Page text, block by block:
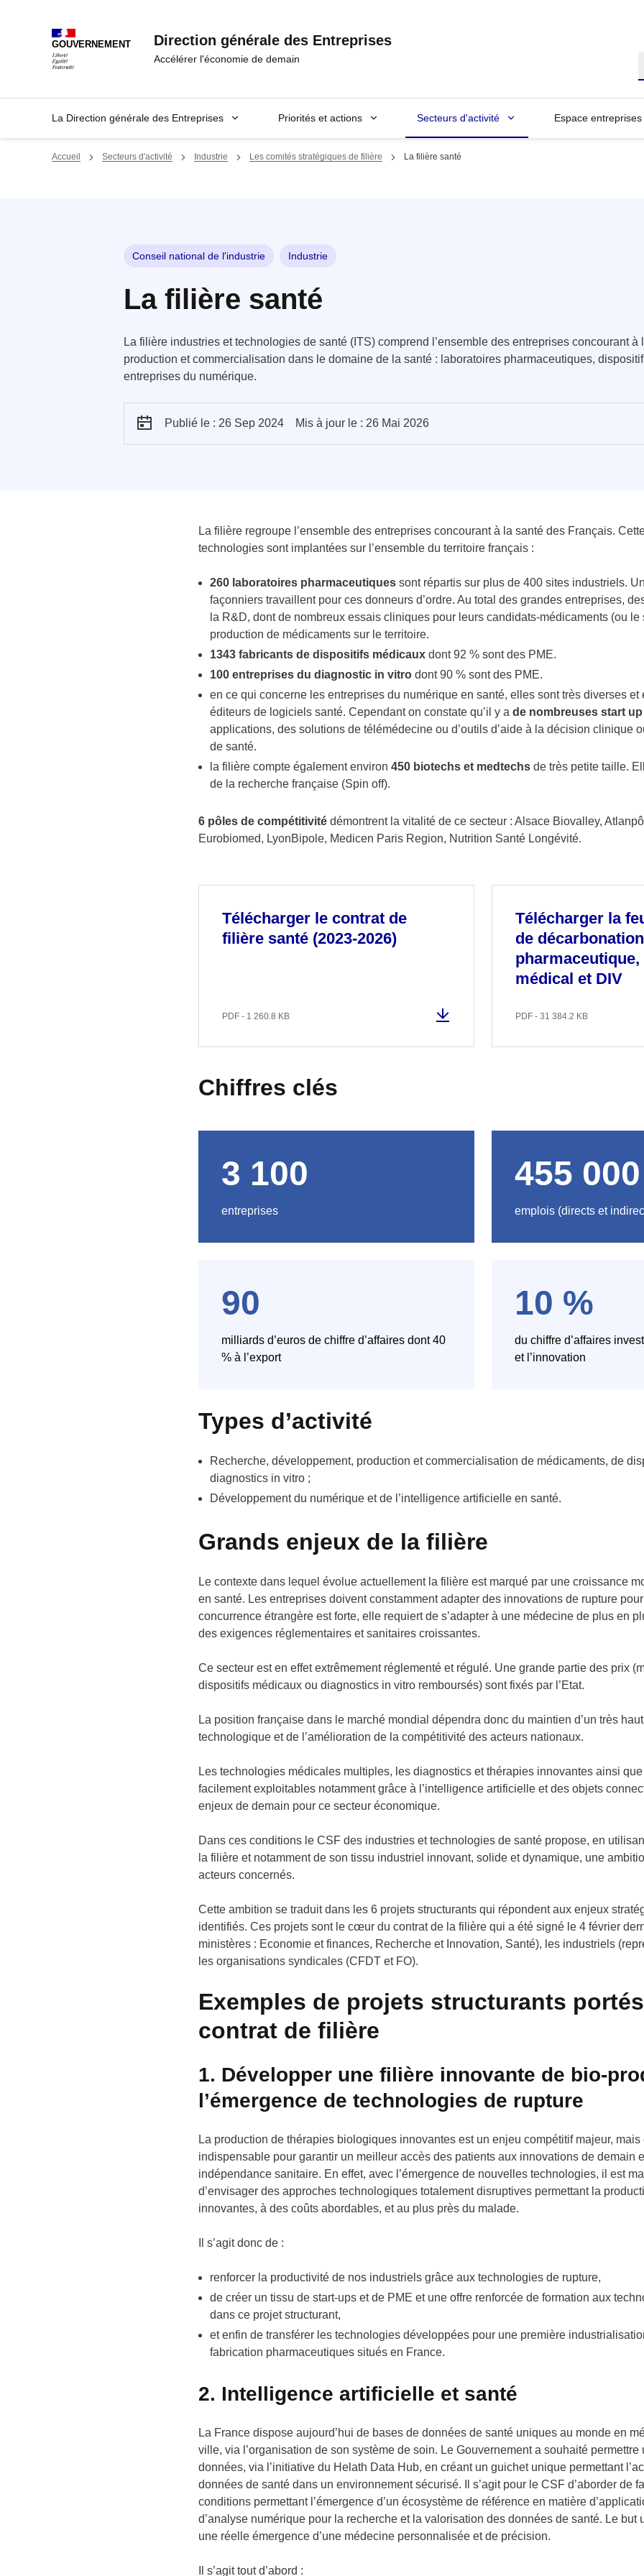
GOUVERNEMENT Direction générale des Entreprises
Accélérer l'économie de demain
La Direction générale des Entreprises Priorités et actions Secteurs d'activité Espace entreprises
Accueil Secteurs d'activité Industrie Les comités stratégiques de filière La filière santé
Conseil national de l'industrie Industrie
La filière santé
La filière industries et technologies de santé (ITS) comprend l’ensemble des entreprises concourant
production et commercialisation dans le domaine de la santé : laboratoires pharmaceutiques,
entreprises du numérique.
Publié le : 26 Sep 2024 Mis à jour le : 26 Mai 2026
La filière regroupe l’ensemble des entreprises concourant à la santé des Français.
technologies sont implantées sur l’ensemble du territoire français :
260 laboratoires pharmaceutiques sont répartis sur plus de 400 sites industriels.
façonniers travaillent pour ces donneurs d’ordre. Au total des grandes entreprises,
la R&D, dont de nombreux essais cliniques pour leurs candidats-médicaments (ou
production de médicaments sur le territoire.
1343 fabricants de dispositifs médicaux dont 92 % sont des PME.
100 entreprises du diagnostic in vitro dont 90 % sont des PME.
en ce qui concerne les entreprises du numérique en santé, elles sont très diverses et
éditeurs de logiciels santé. Cependant on constate qu’il y a de nombreuses start up
applications, des solutions de télémédecine ou d’outils d’aide à la décision clinique
de santé.
la filière compte également environ 450 biotechs et medtechs de très petite taille.
de la recherche française (Spin off).
6 pôles de compétitivité démontrent la vitalité de ce secteur : Alsace Biovalley,
Eurobiomed, LyonBipole, Medicen Paris Region, Nutrition Santé Longévité.
Télécharger le contrat de
filière santé (2023-2026)
PDF - 1 260.8 KB
Télécharger la
de
médical et DIV
PDF - 31 384.2 KB
Chiffres clés
3 100
entreprises
455 000
emplois (directs et
90
milliards d’euros de chiffre d’affaires dont 40
% à l’export
10 %
du chiffre d’affaires
et l’innovation
Types d’activité
Recherche, développement, production et commercialisation de médicaments, de
diagnostics in vitro ;
Développement du numérique et de l’intelligence artificielle en santé.
Grands enjeux de la filière
Le contexte dans lequel évolue actuellement la filière est marqué par une croissance
en santé. Les entreprises doivent constamment adapter des innovations de rupture
concurrence étrangère est forte, elle requiert de s’adapter à une médecine de plus en
des exigences réglementaires et sanitaires croissantes.
Ce secteur est en effet extrêmement réglementé et régulé. Une grande partie des prix
dispositifs médicaux ou diagnostics in vitro remboursés) sont fixés par l’Etat.
La position française dans le marché mondial dépendra donc du maintien d’un très
technologique et de l’amélioration de la compétitivité des acteurs nationaux.
Les technologies médicales multiples, les diagnostics et thérapies innovantes ainsi
facilement exploitables notamment grâce à l’intelligence artificielle et des objets
enjeux de demain pour ce secteur économique.
Dans ces conditions le CSF des industries et technologies de santé propose, en
la filière et notamment de son tissu industriel innovant, solide et dynamique, une
acteurs concernés.
Cette ambition se traduit dans les 6 projets structurants qui répondent aux enjeux
identifiés. Ces projets sont le cœur du contrat de la filière qui a été signé le 4 février
ministères : Economie et finances, Recherche et Innovation, Santé), les industriels
les organisations syndicales (CFDT et FO).
Exemples de projets structurants
contrat de filière
1. Développer une filière innovante de bio-
l’émergence de technologies de rupture
La production de thérapies biologiques innovantes est un enjeu compétitif majeur, mais
indispensable pour garantir un meilleur accès des patients aux innovations de demain
indépendance sanitaire. En effet, avec l’émergence de nouvelles technologies, il est
d’envisager des approches technologiques totalement disruptives permettant la
innovantes, à des coûts abordables, et au plus près du malade.
Il s’agit donc de :
renforcer la productivité de nos industriels grâce aux technologies de rupture,
de créer un tissu de start-ups et de PME et une offre renforcée de formation aux
dans ce projet structurant,
et enfin de transférer les technologies développées pour une première
fabrication pharmaceutiques situés en France.
2. Intelligence artificielle et santé
La France dispose aujourd’hui de bases de données de santé uniques au monde en
ville, via l’organisation de son système de soin. Le Gouvernement a souhaité permettre
données, via l’initiative du Helath Data Hub, en créant un guichet unique permettant
données de santé dans un environnement sécurisé. Il s’agit pour le CSF d’aborder de
conditions permettant l’émergence d’un écosystème de référence en matière
d’analyse numérique pour la recherche et la valorisation des données de santé. Le but
une réelle émergence d’une médecine personnalisée et de précision.
Il s’agit tout d’abord :